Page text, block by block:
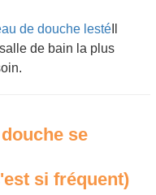
de douche lesté
de bain la plus
se
si fréquent)